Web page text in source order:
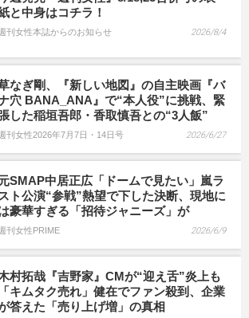
と中身はコチラ！
刊女性本誌からのお知らせ 2026/8/4
なぎ剛、『新しい地図』の自主映画『バ
穴 BANA_ANA』で“本人役”に挑戦、緊
した稲垣吾郎・香取慎吾との“3人飯”
刊女性2026年7月7日・14日号 2026/6/27
SMAP中居正広「ドームで見たい」嵐ラ
スト公演“参戦”熱望で下した決断、現地に
豪華すぎる「招待ジャニーズ」が
刊女性PRIME 2026/6/9
村拓哉『吉野家』CMが“迎え舌”炎上も
「キムタク売れ」健在でファン殺到、企業
答えた「売り上げ増」の真相